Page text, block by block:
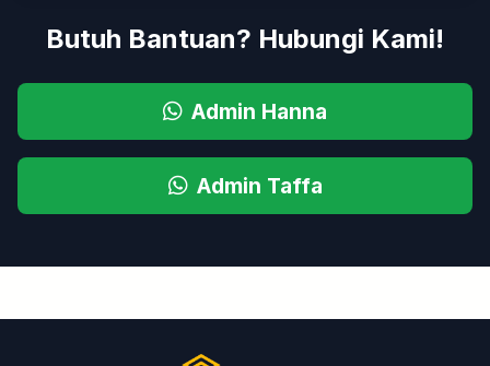
Butuh Bantuan? Hubungi Kami!
Admin Hanna
Admin Taffa